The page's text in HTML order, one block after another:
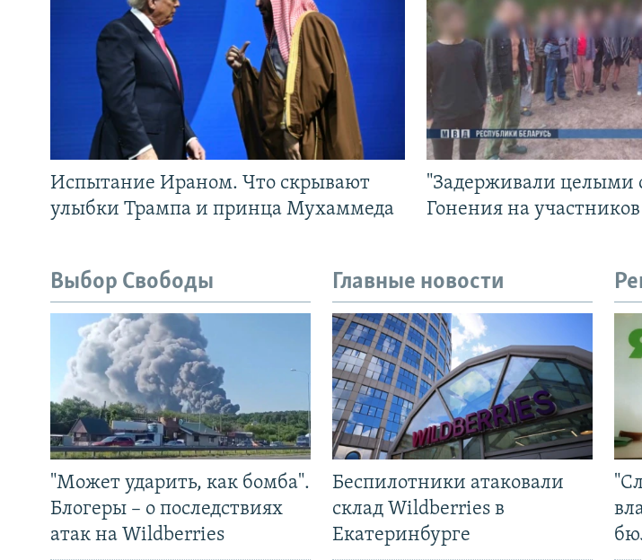
Испытание Ираном. Что скрывают
улыбки Трампа и принца Мухаммеда
"Задерживали целыми
Гонения на
Выбор Свободы
"Может ударить, как бомба".
Блогеры – о последствиях
атак на Wildberries
Главные новости
Беспилотники атаковали
склад Wildberries в
Екатеринбурге